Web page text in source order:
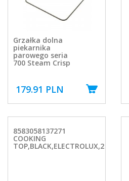
Grzałka dolna
piekarnika
parowego seria
700 Steam Crisp
179.91 PLN
8583058137271
COOKING
TOP,BLACK,ELECTROLUX,2